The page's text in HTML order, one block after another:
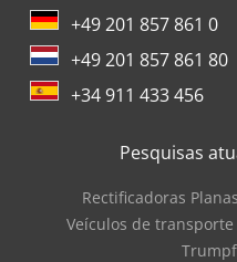
+49 201 857 861 0
+49 201 857 861 80
+34 911 433 456
Pesquisas
Rectificadoras Planas
Veículos de